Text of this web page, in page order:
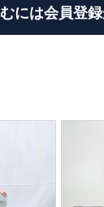
には会員登